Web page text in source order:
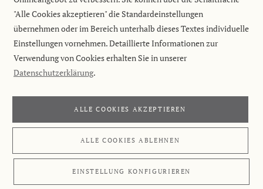
"Alle Cookies akzeptieren" die Standardeinstellungen
übernehmen oder im Bereich unterhalb dieses Textes individuelle
Einstellungen vornehmen. Detaillierte Informationen zur
Verwendung von Cookies erhalten Sie in unserer
Datenschutzerklärung.
ALLE COOKIES AKZEPTIEREN
ALLE COOKIES ABLEHNEN
EINSTELLUNG KONFIGURIEREN